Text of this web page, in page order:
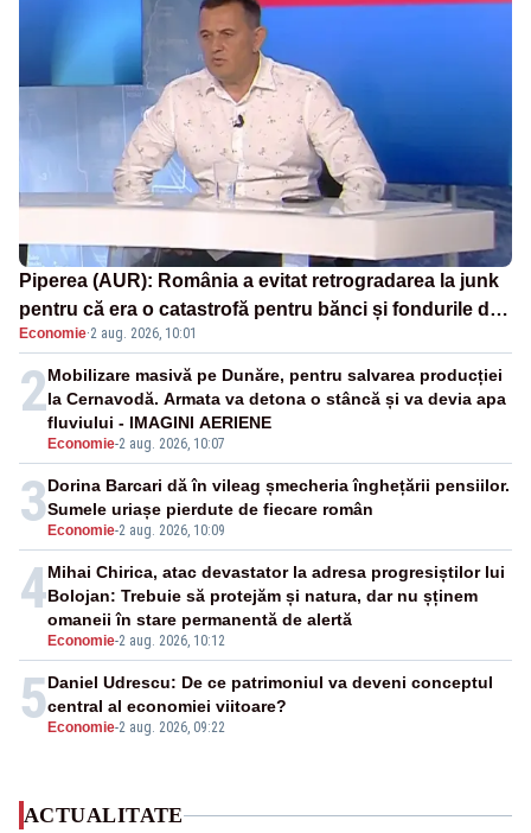
Piperea (AUR): România a evitat retrogradarea la junk
pentru că era o catastrofă pentru bănci și fondurile de
pensii
Economie·2 aug. 2026, 10:01
2
Economie-2 aug. 2026, 10:07
Mobilizare masivă pe Dunăre, pentru salvarea producției
la Cernavodă. Armata va detona o stâncă și va devia apa
fluviului - IMAGINI AERIENE
3 Economie-2 aug. 2026, 10:09
Dorina Barcari dă în vileag șmecheria înghețării pensiilor.
Sumele uriașe pierdute de fiecare român
4
Economie-2 aug. 2026, 10:12
Mihai Chirica, atac devastator la adresa progresiștilor lui
Bolojan: Trebuie să protejăm și natura, dar nu șținem
omaneii în stare permanentă de alertă
5 Economie-2 aug. 2026, 09:22
Daniel Udrescu: De ce patrimoniul va deveni conceptul
central al economiei viitoare?
ACTUALITATE